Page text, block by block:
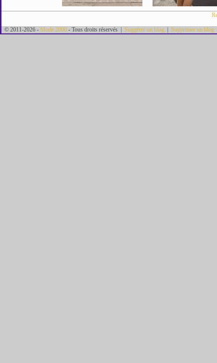
© 2011-2026 - Mode 2000 - Tous droits réservés | Suggérer un blog Supprimer un blog